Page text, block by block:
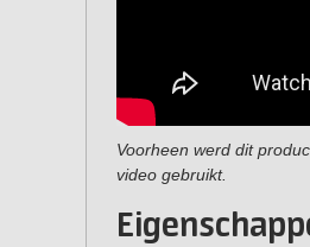
Voorheen werd dit
video gebruikt.